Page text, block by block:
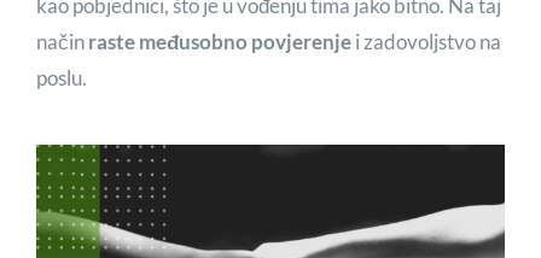
kao pobjednici, što je u vođenju tima jako bitno. Na taj
načinraste međusobno povjerenjei zadovoljstvo na
poslu.